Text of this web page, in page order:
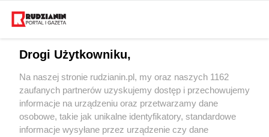
Wydawca mediów
Drogi Użytkowniku,
Na naszej stronie rudzianin.pl, my oraz naszych 1162
zaufanych partnerów uzyskujemy dostęp i przechowujemy
informacje na urządzeniu oraz przetwarzamy dane
osobowe, takie jak unikalne identyfikatory, standardowe
informacje wysyłane przez urządzenie czy dane